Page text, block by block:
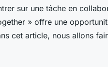
sur une tâche en
» offre une
cet article, nous allons